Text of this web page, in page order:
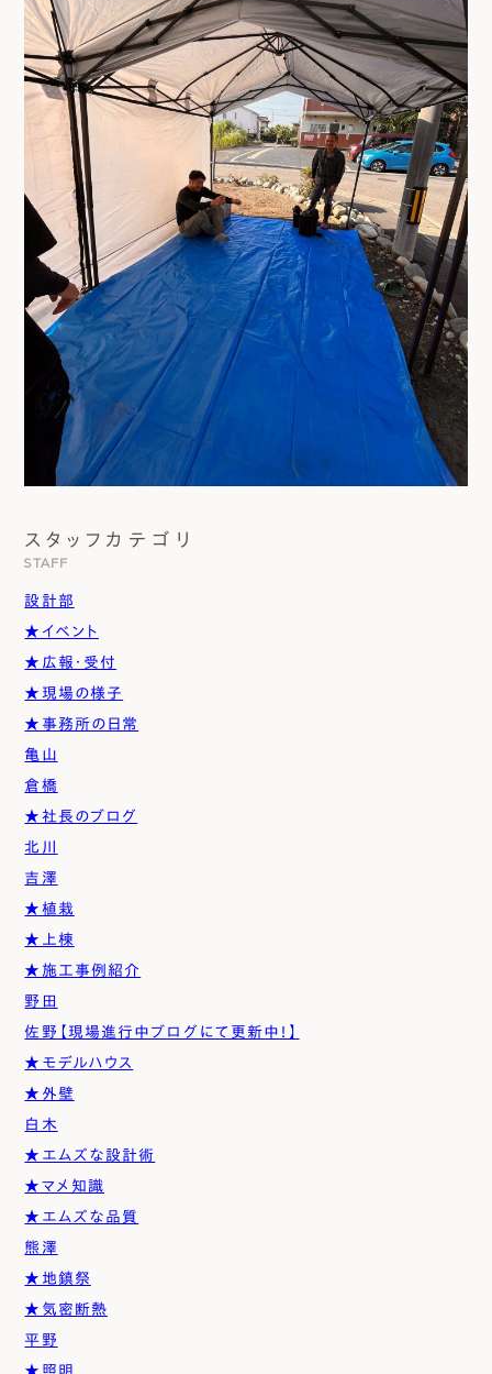
スタッフカテゴリ
STAFF
設計部
★イベント
★広報・受付
★現場の様子
★事務所の日常
亀山
倉橋
★社長のブログ
北川
吉澤
★植栽
★上棟
★施工事例紹介
野田
佐野【現場進行中ブログにて更新中！】
★モデルハウス
★外壁
白木
★エムズな設計術
★マメ知識
★エムズな品質
熊澤
★地鎮祭
★気密断熱
平野
★照明